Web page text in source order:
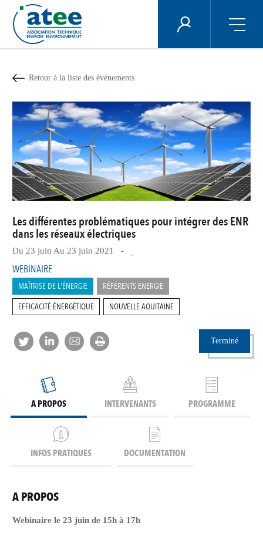
contenu
principal
ÉNERGIE PLUS
Retour à la liste des événements
Les différentes problématiques pour intégrer des ENR
dans les réseaux électriques
Du 23 juin Au 23 juin 2021 - -
WEBINAIRE
MAÎTRISE DE L'ÉNERGIE
RÉFÉRENTS ENERGIE
EFFICACITÉ ÉNERGÉTIQUE
NOUVELLE AQUITAINE
Terminé
A PROPOS INTERVENANTS PROGRAMME
INFOS PRATIQUES DOCUMENTATION
A PROPOS
Webinaire le 23 juin de 15h à 17h
Panneau de gestion des cookies